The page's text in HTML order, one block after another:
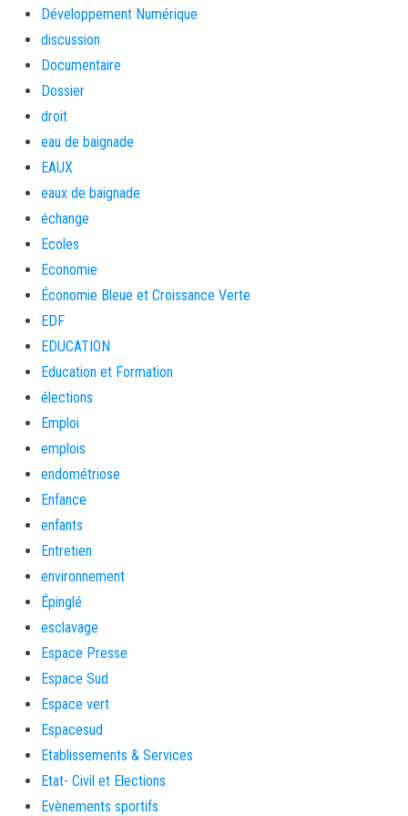
Développement Numérique
discussion
Documentaire
Dossier
droit
eau de baignade
EAUX
eaux de baignade
échange
Ecoles
Economie
Économie Bleue et Croissance Verte
EDF
EDUCATION
Education et Formation
élections
Emploi
emplois
endométriose
Enfance
enfants
Entretien
environnement
Épinglé
esclavage
Espace Presse
Espace Sud
Espace vert
Espacesud
Etablissements & Services
Etat- Civil et Elections
Evènements sportifs